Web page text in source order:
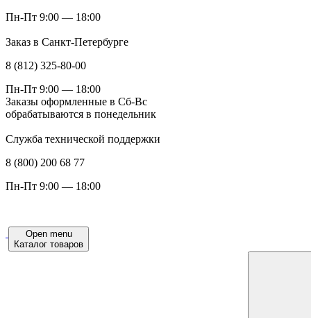
Пн-Пт 9:00 — 18:00
Заказ в Санкт-Петербурге
8 (812) 325-80-00
Пн-Пт 9:00 — 18:00
Заказы оформленные в Сб-Вс
обрабатываются в понедельник
Служба технической поддержки
8 (800) 200 68 77
Пн-Пт 9:00 — 18:00
Open menu
Каталог товаров